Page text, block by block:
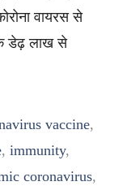
वायरस से
डेढ़ लाख से
vaccine,
, immunity,
coronavirus,